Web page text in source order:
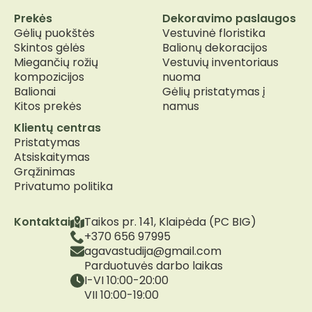
Kontaktai
Taikos pr. 141, Klaipėda (PC BIG)
+370 656 97995
agavastudija@gmail.com
Parduotuvės darbo laikas
I-VI 10:00-20:00
VII 10:00-19:00
Prekės
Gėlių puokštės
Skintos gėlės
Miegančių rožių
kompozicijos
Balionai
Kitos prekės
Dekoravimo paslaugos
Vestuvinė floristika
Balionų dekoracijos
Vestuvių inventoriaus
nuoma
Gėlių pristatymas į
namus
Klientų centras
Pristatymas
Atsiskaitymas
Grąžinimas
Privatumo politika